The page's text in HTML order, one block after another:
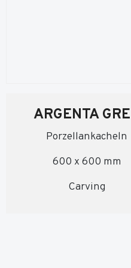
ARGENTA
Porzellankacheln
600 x 600 mm
Carving